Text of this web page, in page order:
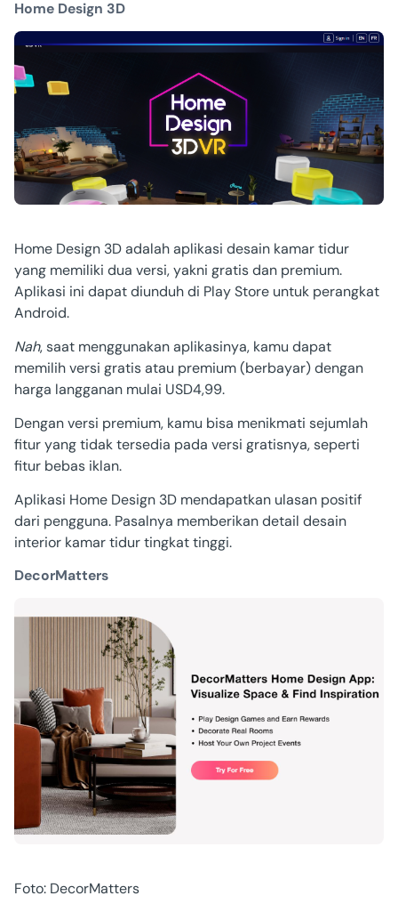
Home Design 3D
Home Design 3D adalah aplikasi desain kamar tidur
yang memiliki dua versi, yakni gratis dan premium.
Aplikasi ini dapat diunduh di Play Store untuk perangkat
Android.
Nah, saat menggunakan aplikasinya, kamu dapat
memilih versi gratis atau premium (berbayar) dengan
harga langganan mulai USD4,99.
Dengan versi premium, kamu bisa menikmati sejumlah
fitur yang tidak tersedia pada versi gratisnya, seperti
fitur bebas iklan.
Aplikasi Home Design 3D mendapatkan ulasan positif
dari pengguna. Pasalnya memberikan detail desain
interior kamar tidur tingkat tinggi.
DecorMatters
Foto: DecorMatters